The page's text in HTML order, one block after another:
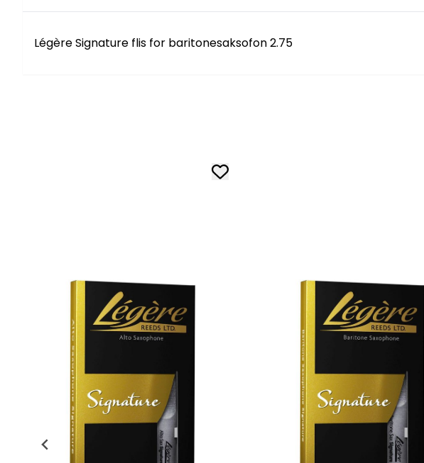
Légère Signature flis for baritonesaksofon 2.75